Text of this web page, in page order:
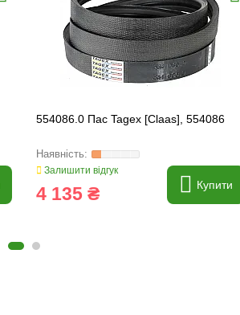
554086.0 Пас Tagex [Claas], 554086
Залишити відгук
4 135 ₴ Купити